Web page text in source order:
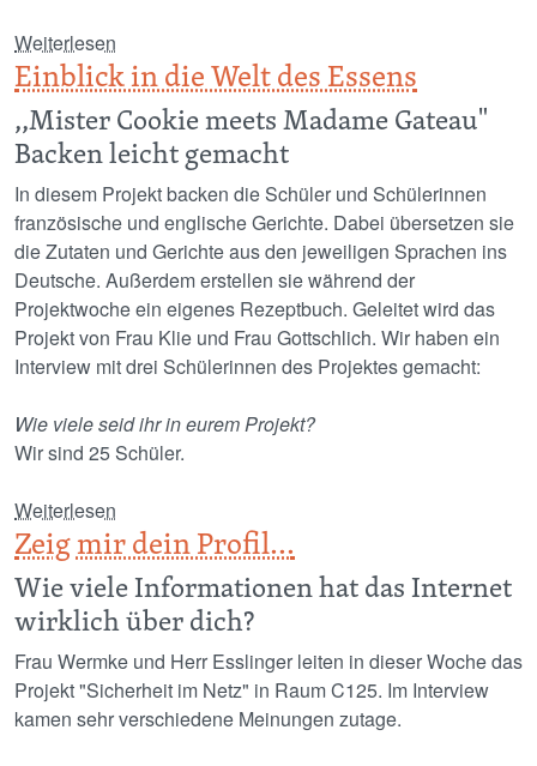
Weiterlesen
Einblick in die Welt des Essens
,,Mister Cookie meets Madame Gateau"
Backen leicht gemacht
In diesem Projekt backen die Schüler und Schülerinnen
französische und englische Gerichte. Dabei übersetzen sie
die Zutaten und Gerichte aus den jeweiligen Sprachen ins
Deutsche. Außerdem erstellen sie während der
Projektwoche ein eigenes Rezeptbuch. Geleitet wird das
Projekt von Frau Klie und Frau Gottschlich. Wir haben ein
Interview mit drei Schülerinnen des Projektes gemacht:
Wie viele seid ihr in eurem Projekt?
Wir sind 25 Schüler.
Weiterlesen
Zeig mir dein Profil...
Wie viele Informationen hat das Internet
wirklich über dich?
Frau Wermke und Herr Esslinger leiten in dieser Woche das
Projekt "Sicherheit im Netz" in Raum C125. Im Interview
kamen sehr verschiedene Meinungen zutage.